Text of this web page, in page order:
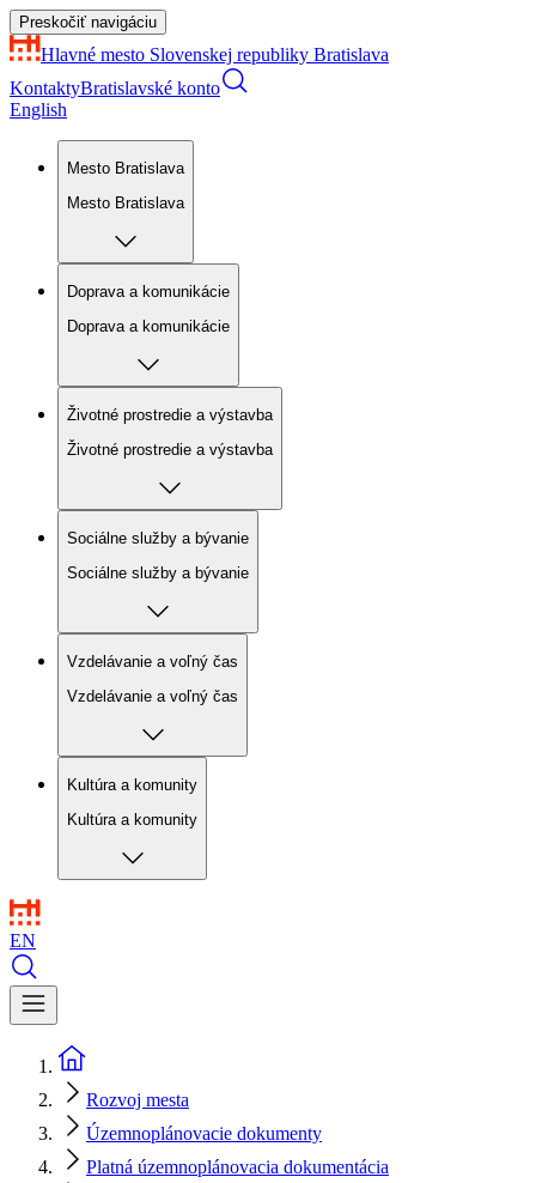
Preskočiť navigáciu
Hlavné mesto Slovenskej republiky Bratislava
KontaktyBratislavské konto
English
Mesto Bratislava
Mesto Bratislava
Doprava a komunikácie
Doprava a komunikácie
Životné prostredie a výstavba
Životné prostredie a výstavba
Sociálne služby a bývanie
Sociálne služby a bývanie
Vzdelávanie a voľný čas
Vzdelávanie a voľný čas
Kultúra a komunity
Kultúra a komunity
EN
Rozvoj mesta
Územnoplánovacie dokumenty
Platná územnoplánovacia dokumentácia